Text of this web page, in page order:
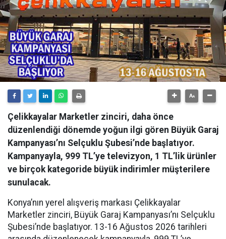
Çelikkayalar Marketler zinciri, daha önce
düzenlendiği dönemde yoğun ilgi gören Büyük Garaj
Kampanyası’nı Selçuklu Şubesi’nde başlatıyor.
Kampanyayla, 999 TL’ye televizyon, 1 TL’lik ürünler
ve birçok kategoride büyük indirimler müşterilere
sunulacak.
Konya’nın yerel alışveriş markası Çelikkayalar
Marketler zinciri, Büyük Garaj Kampanyası’nı Selçuklu
Şubesi’nde başlatıyor. 13-16 Ağustos 2026 tarihleri